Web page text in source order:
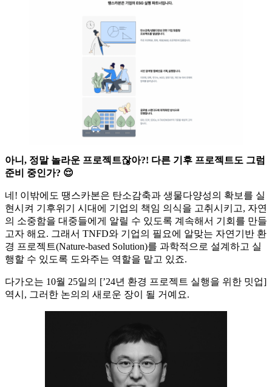
아니, 정말 놀라운 프로젝트잖아?! 다른 기후 프로젝트도 그럼
준비 중인가? 😌
네! 이밖에도 땡스카본은 탄소감축과 생물다양성의 확보를 실
현시켜 기후위기 시대에 기업의 책임 의식을 고취시키고, 자연
의 소중함을 대중들에게 알릴 수 있도록 계속해서 기회를 만들
고자 해요. 그래서 TNFD와 기업의 필요에 알맞는 자연기반 환
경 프로젝트(Nature-based Solution)를 과학적으로 설계하고 실
행할 수 있도록 도와주는 역할을 맡고 있죠.
다가오는 10월 25일의 [’24년 환경 프로젝트 실행을 위한 밋업]
역시, 그러한 논의의 새로운 장이 될 거예요.